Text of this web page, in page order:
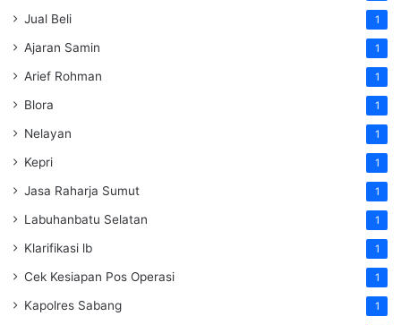
Jual Beli 1
Ajaran Samin 1
Arief Rohman 1
Blora 1
Nelayan 1
Kepri 1
Jasa Raharja Sumut 1
Labuhanbatu Selatan 1
Klarifikasi lb 1
Cek Kesiapan Pos Operasi 1
Kapolres Sabang 1